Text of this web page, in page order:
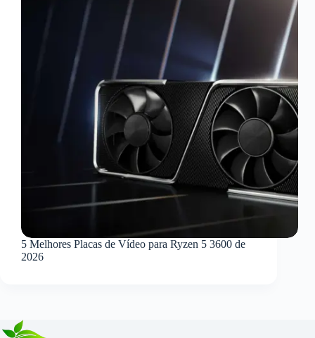
5 Melhores Placas de Vídeo para Ryzen 5 3600 de
2026